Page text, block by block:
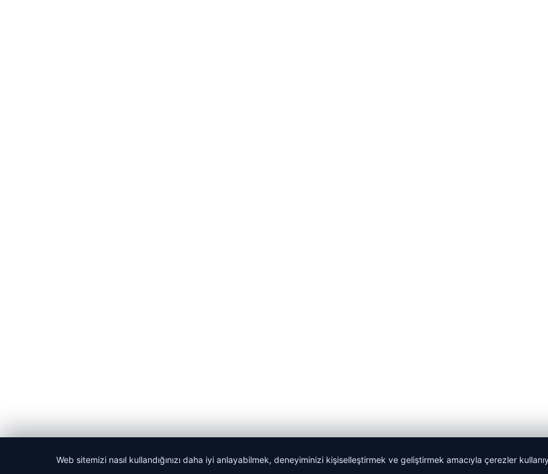
Web sitemizi nasıl kullandığınızı daha iyi anlayabilmek, deneyiminizi kişiselleştirmek ve geliştirmek amacıyla çerezler